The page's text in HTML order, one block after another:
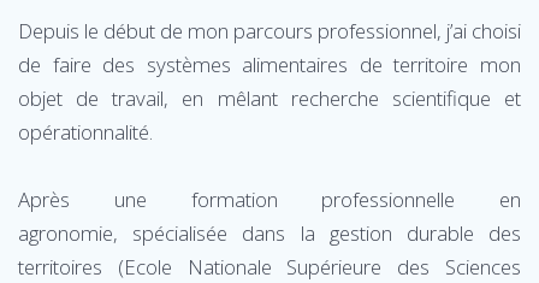
Depuis le début de mon parcours professionnel, j’ai choisi
de faire des systèmes alimentaires de territoire mon
objet de travail, en mêlant recherche scientifique et
opérationnalité.
Après une formation professionnelle en
agronomie, spécialisée dans la gestion durable des
territoires (Ecole Nationale Supérieure des Sciences